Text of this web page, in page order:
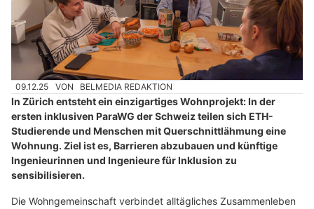
09.12.25 VON BELMEDIA REDAKTION
In Zürich entsteht ein einzigartiges Wohnprojekt: In der
ersten inklusiven ParaWG der Schweiz teilen sich ETH-
Studierende und Menschen mit Querschnittlähmung eine
Wohnung. Ziel ist es, Barrieren abzubauen und künftige
Ingenieurinnen und Ingenieure für Inklusion zu
sensibilisieren.
Die Wohngemeinschaft verbindet alltägliches Zusammenleben